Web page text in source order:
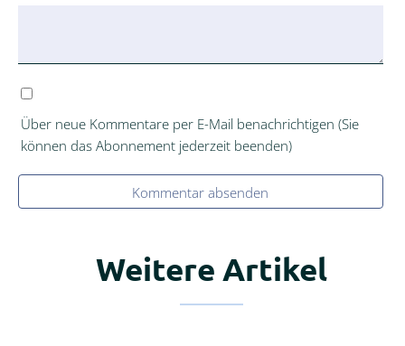
Über neue Kommentare per E-Mail benachrichtigen (Sie
können das Abonnement jederzeit beenden)
Kommentar absenden
Weitere Artikel